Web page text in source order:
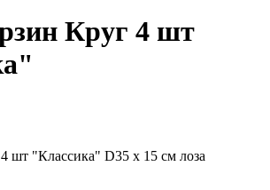
Круг 4 шт
шт "Классика" D35 х 15 см лоза